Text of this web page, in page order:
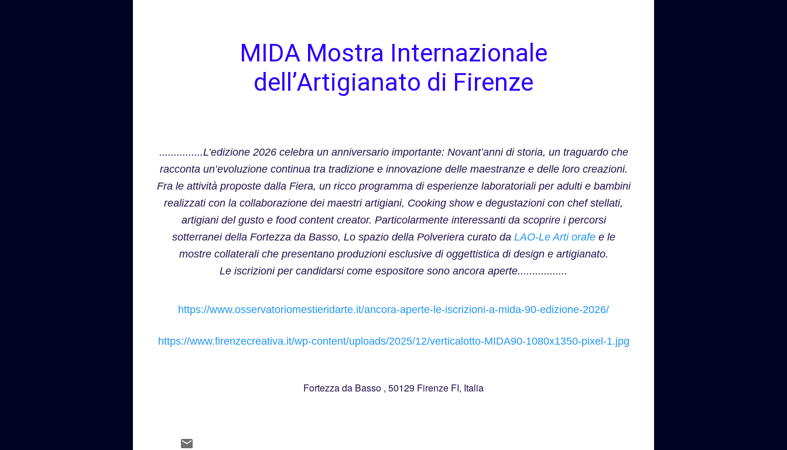
MIDA Mostra Internazionale
dell’Artigianato di Firenze
...............L’edizione 2026 celebra un anniversario importante: Novant’anni di storia, un traguardo che
racconta un’evoluzione continua tra tradizione e innovazione delle maestranze e delle loro creazioni.
Fra le attività proposte dalla Fiera, un ricco programma di esperienze laboratoriali per adulti e bambini
realizzati con la collaborazione dei maestri artigiani, Cooking show e degustazioni con chef stellati,
artigiani del gusto e food content creator. Particolarmente interessanti da scoprire i percorsi
sotterranei della Fortezza da Basso, Lo spazio della Polveriera curato da LAO-Le Arti orafee le
mostre collaterali che presentano produzioni esclusive di oggettistica di design e artigianato.
Le iscrizioni per candidarsi come espositore sono ancora aperte.................
https://www.osservatoriomestieridarte.it/ancora-aperte-le-iscrizioni-a-mida-90-edizione-2026/
https://www.firenzecreativa.it/wp-content/uploads/2025/12/verticalotto-MIDA90-1080x1350-pixel-1.jpg
Fortezza da Basso , 50129 Firenze FI, Italia